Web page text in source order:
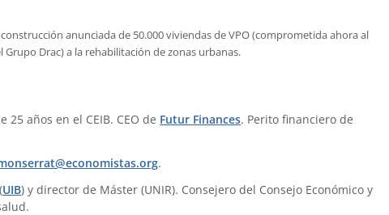
anunciada de 50.000 viviendas de VPO (comprometida ahora al
Drac) a la rehabilitación de zonas urbanas.
25 años en el CEIB. CEO de Futur Finances. Perito financiero de
.
UIB) y director de Máster (UNIR). Consejero del Consejo Económico y